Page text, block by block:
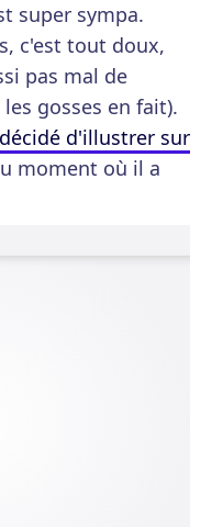
super sympa.
c'est tout doux,
pas mal de
gosses en fait).
d'illustrer sur
moment où il a